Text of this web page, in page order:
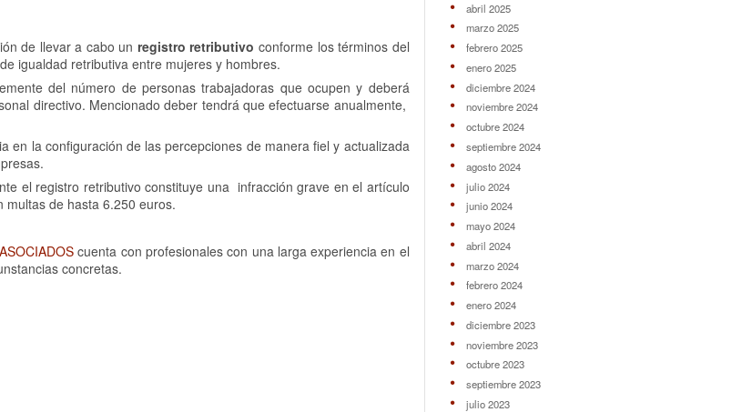
de llevar a cabo un registro retributivo conforme los términos del
igualdad retributiva entre mujeres y hombres.
del número de personas trabajadoras que ocupen y deberá
directivo. Mencionado deber tendrá que efectuarse anualmente,
en la configuración de las percepciones de manera fiel y actualizada
el registro retributivo constituye una infracción grave en el artículo
multas de hasta 6.250 euros.
cuenta con profesionales con una larga experiencia en el
concretas.
abril 2025
marzo 2025
febrero 2025
enero 2025
diciembre 2024
noviembre 2024
octubre 2024
septiembre 2024
agosto 2024
julio 2024
junio 2024
mayo 2024
abril 2024
marzo 2024
febrero 2024
enero 2024
diciembre 2023
noviembre 2023
octubre 2023
septiembre 2023
julio 2023